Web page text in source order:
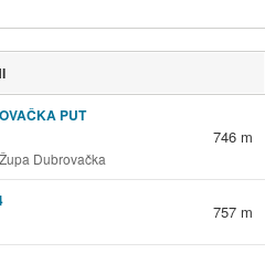
PUT
Dubrovačka
746 m
757 m